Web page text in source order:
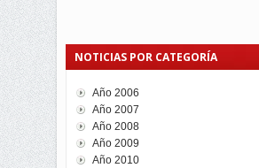
NOTICIAS POR CATEGORÍA
Año 2006
Año 2007
Año 2008
Año 2009
Año 2010